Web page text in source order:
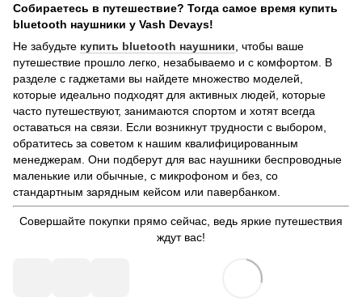
Собираетесь в путешествие? Тогда самое время купить
bluetooth наушники у Vash Devays!
Не забудьте купить bluetooth наушники , чтобы ваше
путешествие прошло легко, незабываемо и с комфортом. В
разделе с гаджетами вы найдете множество моделей,
которые идеально подходят для активных людей, которые
часто путешествуют, занимаются спортом и хотят всегда
оставаться на связи. Если возникнут трудности с выбором,
обратитесь за советом к нашим квалифицированным
менеджерам. Они подберут для вас наушники беспроводные
маленькие или обычные, с микрофоном и без, со
стандартным зарядным кейсом или павербанком.
Совершайте покупки прямо сейчас, ведь яркие путешествия
ждут вас!